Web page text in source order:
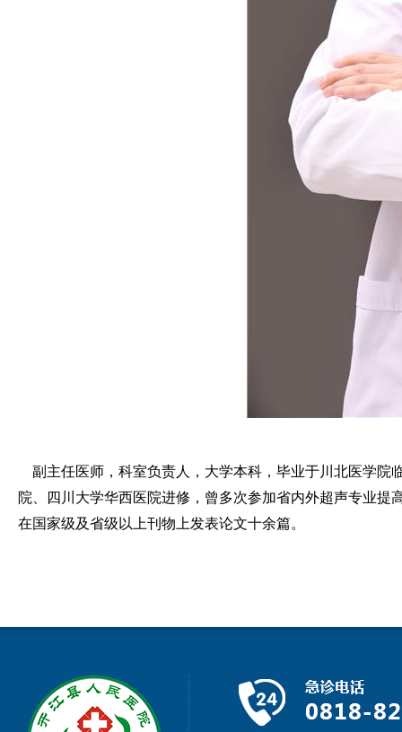
副主任医师，科室负责人，大学本科，毕业于川北医学院
院、四川大学华西医院进修，曾多次参加省内外超声专业
在国家级及省级以上刊物上发表论文十余篇。